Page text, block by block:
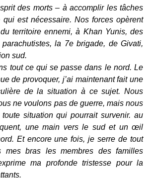
des morts – à accomplir les tâches
est nécessaire. Nos forces opèrent
territoire ennemi, à Khan Yunis, des
parachutistes, la 7e brigade, de Givati,
sud.
tout ce qui se passe dans le nord. Le
de provoquer, j’ai maintenant fait une
de la situation à ce sujet. Nous
ne voulons pas de guerre, mais nous
situation qui pourrait survenir. au
une main vers le sud et un œil
Et encore une fois, je serre de tout
bras les membres des familles
ma profonde tristesse pour la